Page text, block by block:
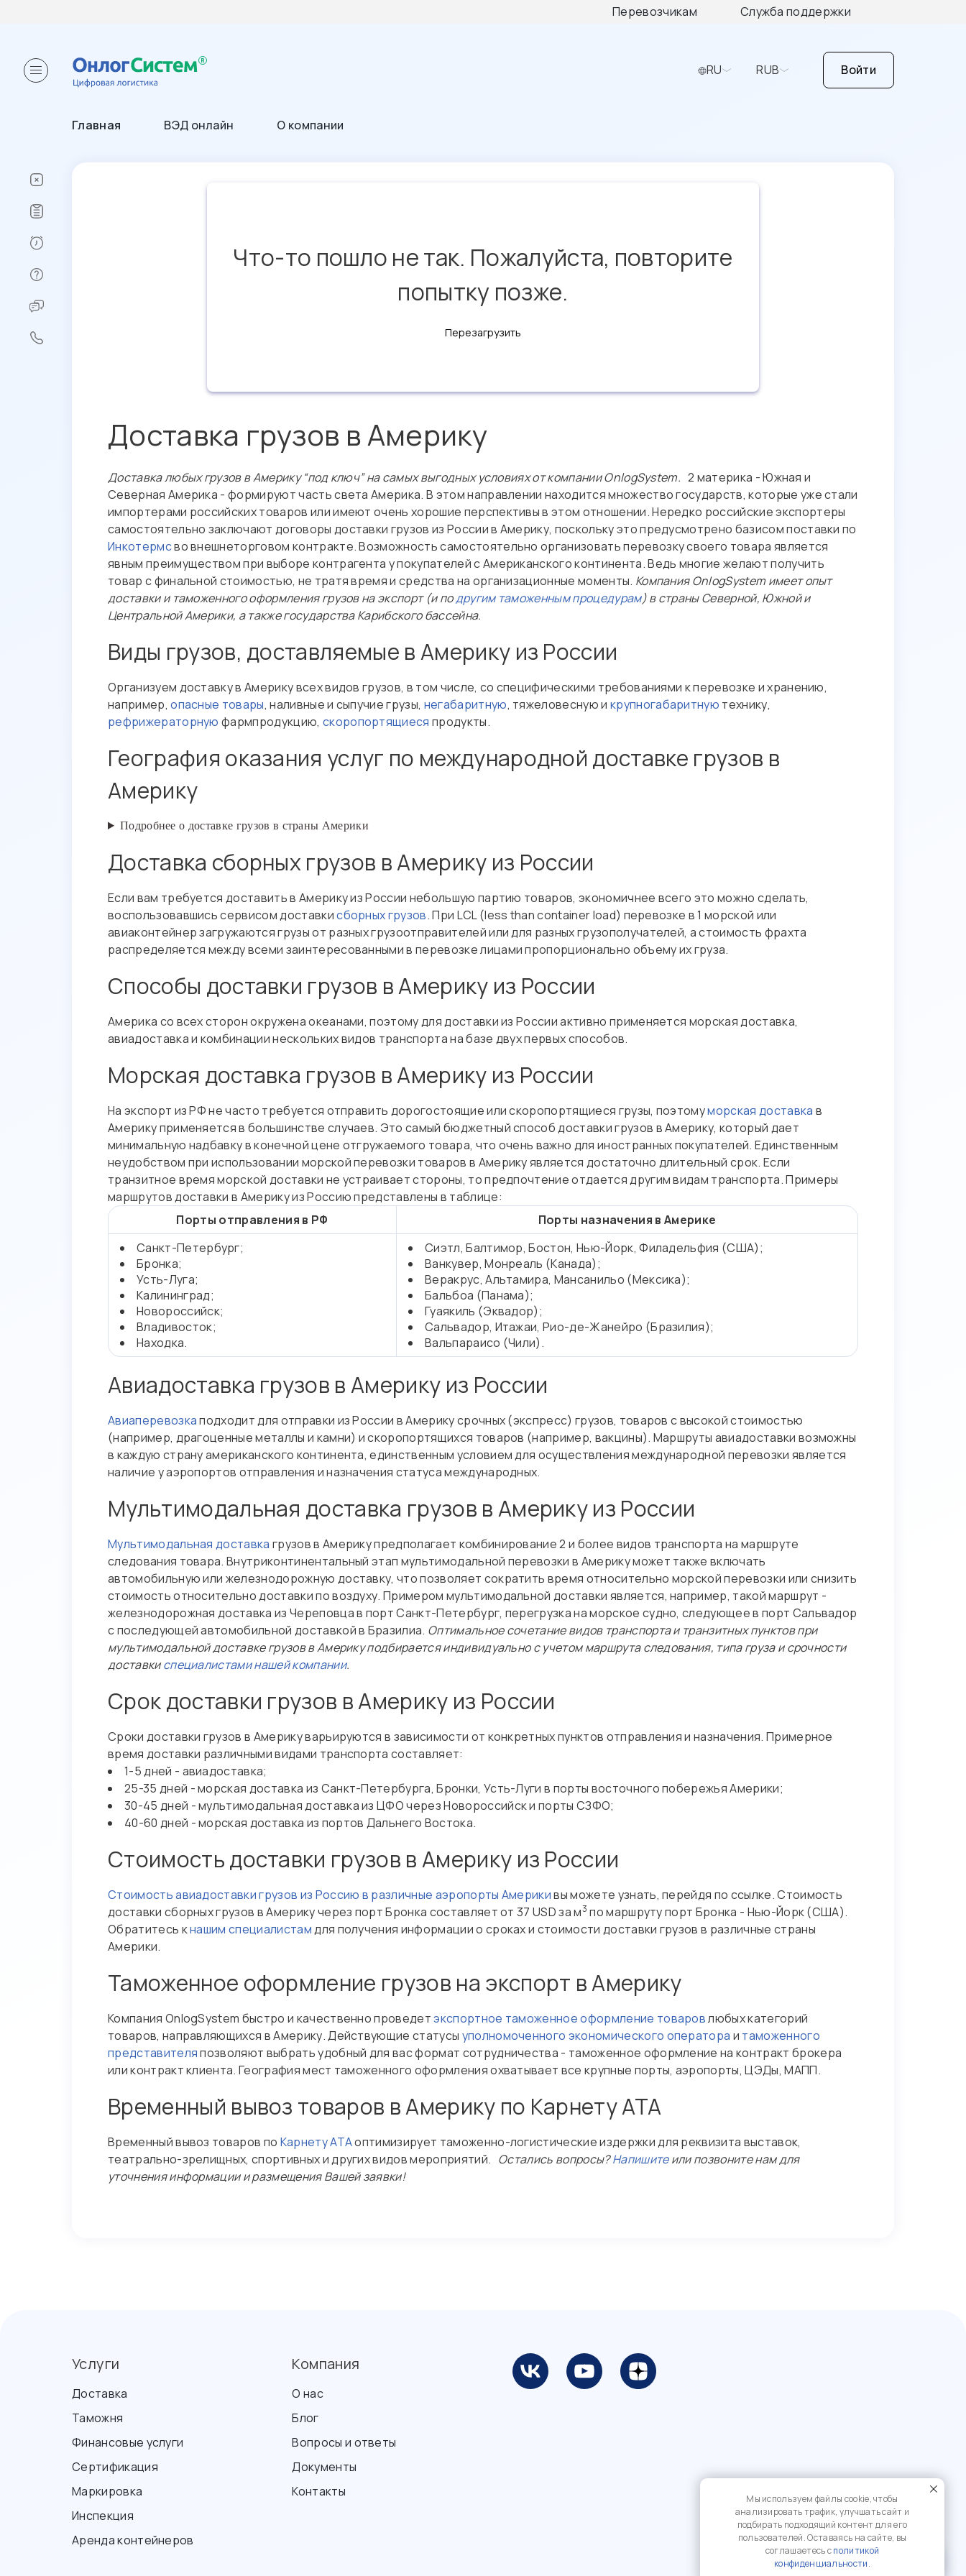
Перевозчикам Служба поддержки
RU RUB Войти
Главная ВЭД онлайн О компании
Что-то пошло не так. Пожалуйста, повторите
попытку позже.
Перезагрузить
Доставка грузов в Америку
Доставка любых грузов в Америку “под ключ” на самых выгодных условиях от компании OnlogSystem. 2 материка - Южная и
Северная Америка - формируют часть света Америка. В этом направлении находится множество государств, которые уже стали
импортерами российских товаров или имеют очень хорошие перспективы в этом отношении. Нередко российские экспортеры
самостоятельно заключают договоры доставки грузов из России в Америку, поскольку это предусмотрено базисом поставки по
Инкотермсво внешнеторговом контракте. Возможность самостоятельно организовать перевозку своего товара является
явным преимуществом при выборе контрагента у покупателей с Американского континента. Ведь многие желают получить
товар с финальной стоимостью, не тратя время и средства на организационные моменты. Компания OnlogSystem имеет опыт
доставки и таможенного оформления грузов на экспорт (и подругим таможенным процедурам) в страны Северной, Южной и
Центральной Америки, а также государства Карибского бассейна.
Виды грузов, доставляемые в Америку из России
Организуем доставку в Америку всех видов грузов, в том числе, со специфическими требованиями к перевозке и хранению,
например,опасные товары, наливные и сыпучие грузы, негабаритную, тяжеловесную и крупногабаритную технику,
рефрижераторную фармпродукцию, скоропортящиеся продукты.
География оказания услуг по международной доставке грузов в
Америку
Подробнее о доставке грузов в страны Америки
Доставка сборных грузов в Америку из России
Если вам требуется доставить в Америку из России небольшую партию товаров, экономичнее всего это можно сделать,
воспользовавшись сервисом доставкисборных грузов. При LCL (less than container load) перевозке в 1 морской или
авиаконтейнер загружаются грузы от разных грузоотправителей или для разных грузополучателей, а стоимость фрахта
распределяется между всеми заинтересованными в перевозке лицами пропорционально объему их груза.
Способы доставки грузов в Америку из России
Америка со всех сторон окружена океанами, поэтому для доставки из России активно применяется морская доставка,
авиадоставка и комбинации нескольких видов транспорта на базе двух первых способов.
Морская доставка грузов в Америку из России
На экспорт из РФ не часто требуется отправить дорогостоящие или скоропортящиеся грузы, поэтомуморская доставка в
Америку применяется в большинстве случаев. Это самый бюджетный способ доставки грузов в Америку, который дает
минимальную надбавку в конечной цене отгружаемого товара, что очень важно для иностранных покупателей. Единственным
неудобством при использовании морской перевозки товаров в Америку является достаточно длительный срок. Если
транзитное время морской доставки не устраивает стороны, то предпочтение отдается другим видам транспорта. Примеры
маршрутов доставки в Америку из Россию представлены в таблице:
Порты отправления в РФ
Порты назначения в Америке
Санкт-Петербург;
Бронка;
Усть-Луга;
Калининград;
Новороссийск;
Владивосток;
Находка.
Сиэтл, Балтимор, Бостон, Нью-Йорк, Филадельфия (США);
Ванкувер, Монреаль (Канада);
Веракрус, Альтамира, Мансанильо (Мексика);
Бальбоа (Панама);
Гуаякиль (Эквадор);
Сальвадор, Итажаи, Рио-де-Жанейро (Бразилия);
Вальпараисо (Чили).
Авиадоставка грузов в Америку из России
Авиаперевозкаподходит для отправки из России в Америку срочных (экспресс) грузов, товаров с высокой стоимостью
(например, драгоценные металлы и камни) и скоропортящихся товаров (например, вакцины). Маршруты авиадоставки возможны
в каждую страну американского континента, единственным условием для осуществления международной перевозки является
наличие у аэропортов отправления и назначения статуса международных.
Мультимодальная доставка грузов в Америку из России
Мультимодальная доставка грузов в Америку предполагает комбинирование 2 и более видов транспорта на маршруте
следования товара. Внутриконтинентальный этап мультимодальной перевозки в Америку может также включать
автомобильную или железнодорожную доставку, что позволяет сократить время относительно морской перевозки или снизить
стоимость относительно доставки по воздуху. Примером мультимодальной доставки является, например, такой маршрут -
железнодорожная доставка из Череповца в порт Санкт-Петербург, перегрузка на морское судно, следующее в порт Сальвадор
с последующей автомобильной доставкой в Бразилиа. Оптимальное сочетание видов транспорта и транзитных пунктов при
мультимодальной доставке грузов в Америку подбирается индивидуально с учетом маршрута следования, типа груза и срочности
доставкиспециалистами нашей компании.
Срок доставки грузов в Америку из России
Сроки доставки грузов в Америку варьируются в зависимости от конкретных пунктов отправления и назначения. Примерное
время доставки различными видами транспорта составляет:
1-5 дней - авиадоставка;
25-35 дней - морская доставка из Санкт-Петербурга, Бронки, Усть-Луги в порты восточного побережья Америки;
30-45 дней - мультимодальная доставка из ЦФО через Новороссийск и порты СЗФО;
40-60 дней - морская доставка из портов Дальнего Востока.
Стоимость доставки грузов в Америку из России
Стоимость авиадоставки грузов из Россию в различные аэропорты Америкивы можете узнать, перейдя по ссылке. Стоимость
доставки сборных грузов в Америку через порт Бронка составляет от 37 USD за м3 по маршруту порт Бронка - Нью-Йорк (США).
Обратитесь кнашим специалистамдля получения информации о сроках и стоимости доставки грузов в различные страны
Америки.
Таможенное оформление грузов на экспорт в Америку
Компания OnlogSystem быстро и качественно проведетэкспортное таможенное оформление товаровлюбых категорий
товаров, направляющихся в Америку. Действующие статусы уполномоченного экономического оператора и таможенного
представителяпозволяют выбрать удобный для вас формат сотрудничества - таможенное оформление на контракт брокера
или контракт клиента. География мест таможенного оформления охватывает все крупные порты, аэропорты, ЦЭДы, МАПП.
Временный вывоз товаров в Америку по Карнету АТА
Временный вывоз товаров по Карнету АТАоптимизирует таможенно-логистические издержки для реквизита выставок,
театрально-зрелищных, спортивных и других видов мероприятий. Остались вопросы?Напишитеили позвоните нам для
уточнения информации и размещения Вашей заявки!
Услуги
Доставка
Таможня
Финансовые услуги
Сертификация
Маркировка
Инспекция
Аренда контейнеров
Компания
О нас
Блог
Вопросы и ответы
Документы
Контакты
Мы используем файлы cookie, чтобы
анализировать трафик, улучшать сайт и
подбирать подходящий контент для его
пользователей. Оставаясь на сайте, вы
соглашаетесь сполитикой
конфиденциальности.